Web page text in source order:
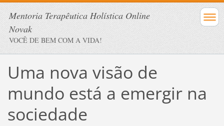
Mentoria Terapêutica Holística Online
Novak
VOCÊ DE BEM COM A VIDA!
Uma nova visão de
mundo está a emergir na
sociedade